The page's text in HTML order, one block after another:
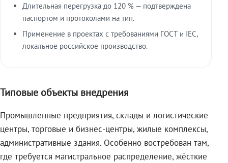
Длительная перегрузка до 120 % — подтверждена
паспортом и протоколами на тип.
Применение в проектах с требованиями ГОСТ и IEC,
локальное российское производство.
Типовые объекты внедрения
Промышленные предприятия, склады и логистические
центры, торговые и бизнес-центры, жилые комплексы,
административные здания. Особенно востребован там,
где требуется магистральное распределение, жёсткие